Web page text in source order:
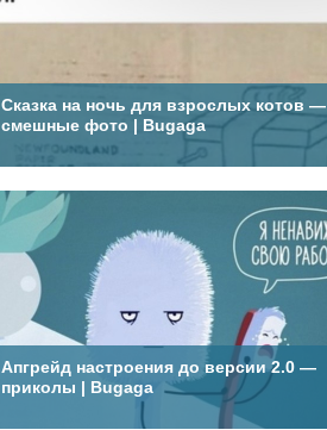
Сказка на ночь для взрослых котов —
смешные фото | Bugaga
Апгрейд настроения до версии 2.0 —
приколы | Bugaga